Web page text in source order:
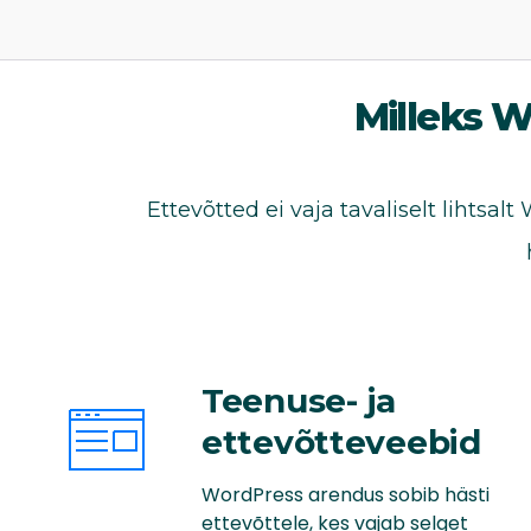
Milleks
Ettevõtted ei vaja tavaliselt lihtsalt
Teenuse- ja
ettevõtteveebid
WordPress arendus sobib hästi
ettevõttele, kes vajab selget